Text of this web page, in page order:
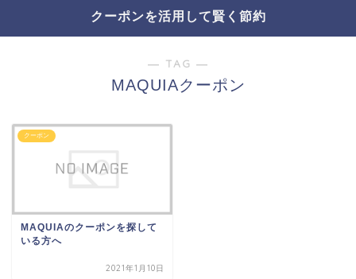
クーポンを活用して賢く節約
― TAG ―
MAQUIAクーポン
クーポン
MAQUIAのクーポンを探して
いる方へ
2021年1月10日